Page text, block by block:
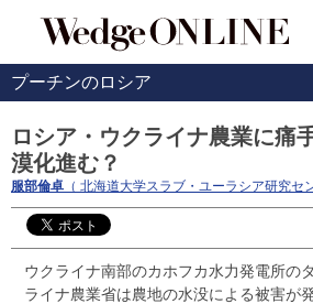
プーチンのロシア
ロシア・ウクライナ農業に痛
漠化進む？
服部倫卓 （ 北海道大学スラブ・ユーラシア研究セ
ウクライナ南部のカホフカ水力発電所の
ライナ農業省は農地の水没による被害が